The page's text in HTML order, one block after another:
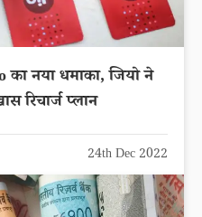
नया धमाका, जियो ने
रिचार्ज प्लान
24th Dec 2022